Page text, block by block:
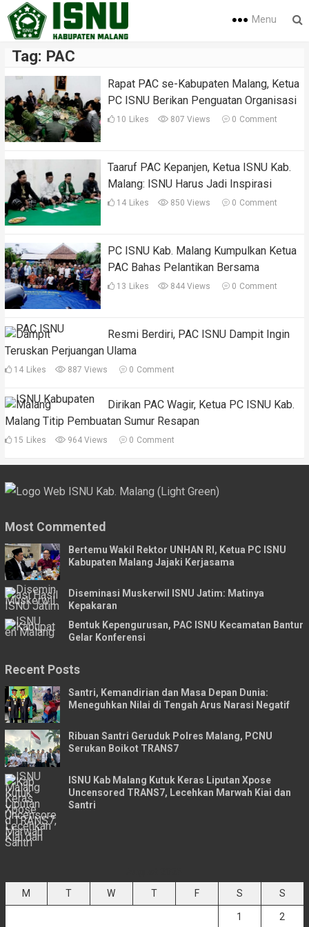
Menu
Tag: PAC
Rapat PAC se-Kabupaten Malang, Ketua
PC ISNU Berikan Penguatan Organisasi
10 Likes 807 Views 0 Comment
Taaruf PAC Kepanjen, Ketua ISNU Kab.
Malang: ISNU Harus Jadi Inspirasi
14 Likes 850 Views 0 Comment
PC ISNU Kab. Malang Kumpulkan Ketua
PAC Bahas Pelantikan Bersama
13 Likes 844 Views 0 Comment
Resmi Berdiri, PAC ISNU Dampit Ingin
Teruskan Perjuangan Ulama
14 Likes 887 Views 0 Comment
Dirikan PAC Wagir, Ketua PC ISNU Kab.
Malang Titip Pembuatan Sumur Resapan
15 Likes 964 Views 0 Comment
Most Commented
Bertemu Wakil Rektor UNHAN RI, Ketua PC ISNU
Kabupaten Malang Jajaki Kerjasama
Diseminasi Muskerwil ISNU Jatim: Matinya
Kepakaran
Bentuk Kepengurusan, PAC ISNU Kecamatan Bantur
Gelar Konferensi
Recent Posts
Santri, Kemandirian dan Masa Depan Dunia:
Meneguhkan Nilai di Tengah Arus Narasi Negatif
Ribuan Santri Geruduk Polres Malang, PCNU
Serukan Boikot TRANS7
ISNU Kab Malang Kutuk Keras Liputan Xpose
Uncensored TRANS7, Lecehkan Marwah Kiai dan
Santri
M
T W T F S S
1 2